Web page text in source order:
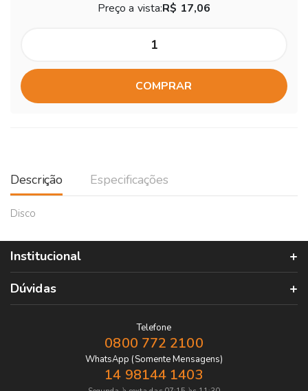
Preço a vista:R$ 17,06
COMPRAR
Descrição Especificações
Disco
Institucional
Dúvidas
Telefone
0800 772 2100
WhatsApp (Somente Mensagens)
14 98144 1403